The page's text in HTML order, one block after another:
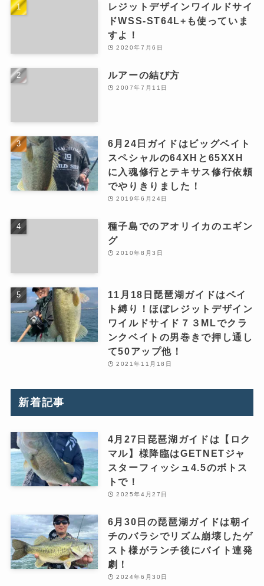
レジットデザインワイルドサイ
ドWSS-ST64L+も使っていま
すよ！
2020年7月6日
ルアーの結び方
2007年7月11日
6月24日ガイドはビッグベイト
スペシャルの64XHと65XXH
に入魂修行とテキサス修行依頼
でやりきりました！
2019年6月24日
種子島でのアオリイカのエギン
グ
2010年8月3日
11月18日琵琶湖ガイドはベイ
ト縛り！ほぼレジットデザイン
ワイルドサイド７３MLでクラ
ンクベイトの男巻きで押し通し
て50アップ他！
2021年11月18日
新着記事
4月27日琵琶湖ガイドは【ロク
マル】様降臨はGETNETジャ
スターフィッシュ4.5のボトス
トで！
2025年4月27日
6月30日の琵琶湖ガイドは朝イ
チのバラシでリズム崩壊したゲ
スト様がランチ後にバイト連発
劇！
2024年6月30日